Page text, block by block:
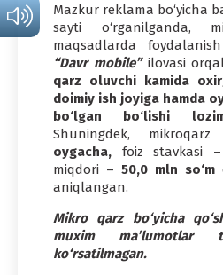
Mazkur reklama bo‘yicha
sayti o‘rganilganda,
maqsadlarda
“Davr mobile”ilovasi
qarz oluvchi kamida
doimiy ish joyiga hamda
bo‘lgan bo‘lishi
Shuningdek,
oygacha, foiz stavkasi –
miqdori – 50,0 mln so‘m
aniqlangan.
Mikro qarz bo‘yicha
muxim ma’lumotlar
ko‘rsatilmagan.